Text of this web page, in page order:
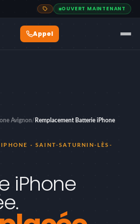
OUVERT MAINTENANT
Avignon/ Remplacement Batterie iPhone
IPHONE · SAINT-SATURNIN-LÈS-
iPhone